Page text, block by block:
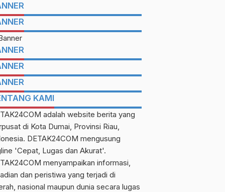
KAMI
adalah website berita yang
di Kota Dumai, Provinsi Riau,
DETAK24COM mengusung
'Cepat, Lugas dan Akurat'.
menyampaikan informasi,
dan peristiwa yang terjadi di
nasional maupun dunia secara lugas